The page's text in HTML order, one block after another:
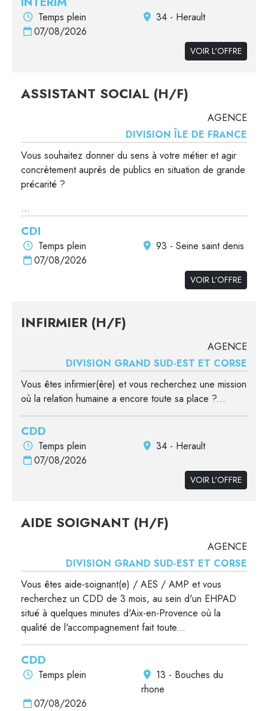
Temps plein
34 - Herault
07/08/2026
VOIR L'OFFRE
ASSISTANT SOCIAL (H/F)
AGENCE
DIVISION ÎLE DE FRANCE
Vous souhaitez donner du sens à votre métier et agir
concrètement auprès de publics en situation de grande
précarité ?
...
CDI
Temps plein
93 - Seine saint denis
07/08/2026
VOIR L'OFFRE
INFIRMIER (H/F)
AGENCE
DIVISION GRAND SUD-EST ET CORSE
Vous êtes infirmier(ère) et vous recherchez une mission
où la relation humaine a encore toute sa place ?...
CDD
Temps plein
34 - Herault
07/08/2026
VOIR L'OFFRE
AIDE SOIGNANT (H/F)
AGENCE
DIVISION GRAND SUD-EST ET CORSE
Vous êtes aide-soignant(e) / AES / AMP et vous
recherchez un CDD de 3 mois, au sein d'un EHPAD
situé à quelques minutes d'Aix-en-Provence où la
qualité de l'accompagnement fait toute...
CDD
Temps plein
13 - Bouches du
rhone
07/08/2026